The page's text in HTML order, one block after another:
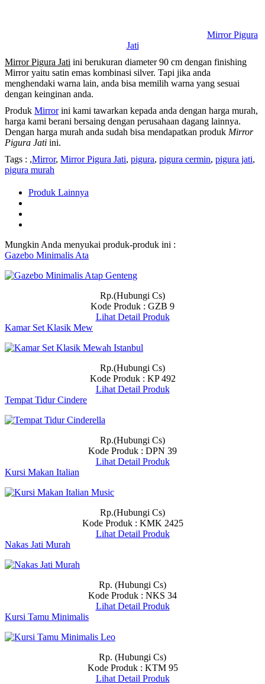
Mirror Pigura
Jati
Mirror Pigura Jati ini berukuran diameter 90 cm dengan finishing
Mirror yaitu satin emas kombinasi silver. Tapi jika anda
menghendaki warna lain, anda bisa memilih warna yang sesuai
dengan keinginan anda.
Produk Mirrorini kami tawarkan kepada anda dengan harga murah,
harga kami berani bersaing dengan perusahaan dagang lainnya.
Dengan harga murah anda sudah bisa mendapatkan produk Mirror
Pigura Jati ini.
Tags : ,Mirror, Mirror Pigura Jati, pigura, pigura cermin, pigura jati,
pigura murah
Produk Lainnya
Mungkin Anda menyukai produk-produk ini :
Gazebo Minimalis Ata
Rp.(Hubungi Cs)
Kode Produk : GZB 9
Lihat Detail Produk
Kamar Set Klasik Mew
Rp.(Hubungi Cs)
Kode Produk : KP 492
Lihat Detail Produk
Tempat Tidur Cindere
Rp.(Hubungi Cs)
Kode Produk : DPN 39
Lihat Detail Produk
Kursi Makan Italian
Rp.(Hubungi Cs)
Kode Produk : KMK 2425
Lihat Detail Produk
Nakas Jati Murah
Rp. (Hubungi Cs)
Kode Produk : NKS 34
Lihat Detail Produk
Kursi Tamu Minimalis
Rp. (Hubungi Cs)
Kode Produk : KTM 95
Lihat Detail Produk